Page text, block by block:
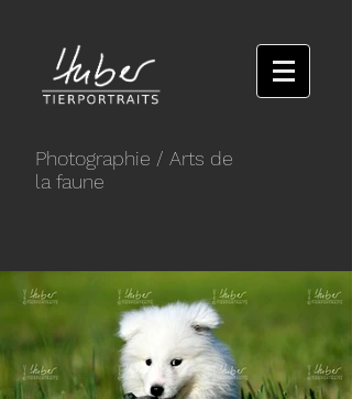
Photographie / Arts de
la faune